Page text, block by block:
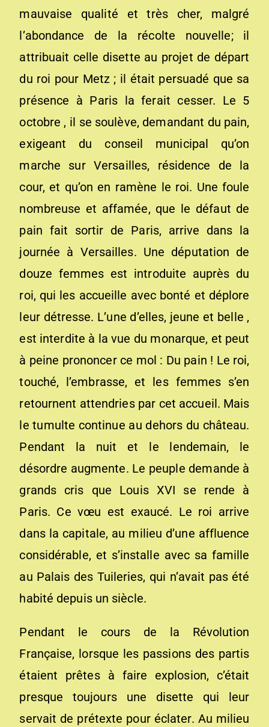
mauvaise qualité et très cher, malgré
l’abondance de la récolte nouvelle; il
attribuait celle disette au projet de départ
du roi pour Metz ; il était persuadé que sa
présence à Paris la ferait cesser. Le 5
octobre , il se soulève, demandant du pain,
exigeant du conseil municipal qu’on
marche sur Versailles, résidence de la
cour, et qu’on en ramène le roi. Une foule
nombreuse et affamée, que le défaut de
pain fait sortir de Paris, arrive dans la
journée à Versailles. Une députation de
douze femmes est introduite auprès du
roi, qui les accueille avec bonté et déplore
leur détresse. L’une d’elles, jeune et belle ,
est interdite à la vue du monarque, et peut
à peine prononcer ce mol : Du pain ! Le roi,
touché, l’embrasse, et les femmes s’en
retournent attendries par cet accueil. Mais
le tumulte continue au dehors du château.
Pendant la nuit et le lendemain, le
désordre augmente. Le peuple demande à
grands cris que Louis XVI se rende à
Paris. Ce vœu est exaucé. Le roi arrive
dans la capitale, au milieu d’une affluence
considérable, et s’installe avec sa famille
au Palais des Tuileries, qui n’avait pas été
habité depuis un siècle.
Pendant le cours de la Révolution
Française, lorsque les passions des partis
étaient prêtes à faire explosion, c’était
presque toujours une disette qui leur
servait de prétexte pour éclater. Au milieu